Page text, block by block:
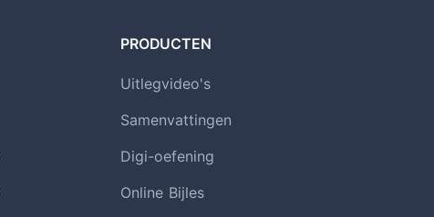
PRODUCTEN
Uitlegvideo's
Samenvattingen
Digi-oefening
Online Bijles